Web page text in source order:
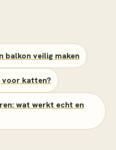
balkon veilig maken
voor katten?
wat werkt echt en